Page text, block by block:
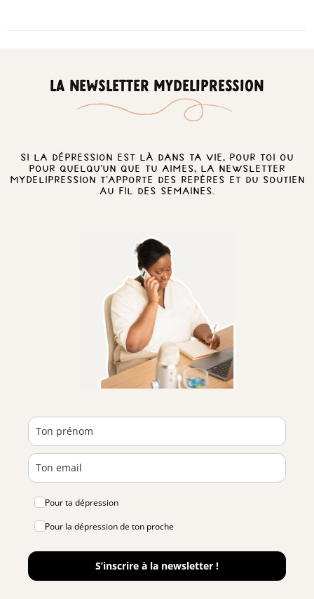
LA NEWSLETTER MYDELIPRESSION
Si la dépression est là dans ta vie, pour toi ou
pour quelqu’un que tu aimes, la newsletter
MyDelipression t’apporte des repères et du soutien
au fil des semaines.
Pour ta dépression
Pour la dépression de ton proche
S’inscrire à la newsletter !